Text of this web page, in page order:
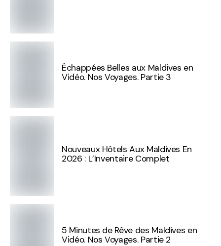
Échappées Belles aux Maldives en
Vidéo. Nos Voyages. Partie 3
Nouveaux Hôtels Aux Maldives En
2026 : L’Inventaire Complet
5 Minutes de Rêve des Maldives en
Vidéo. Nos Voyages. Partie 2